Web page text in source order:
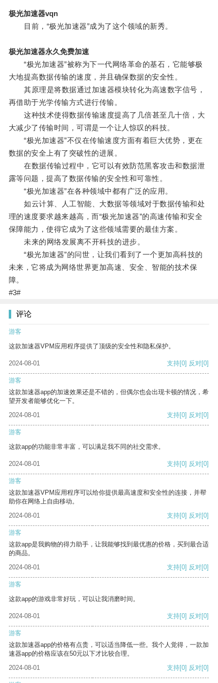
极光加速器vqn
目前，“极光加速器”成为了这个领域的新秀。
极光加速器永久免费加速
“极光加速器”被称为下一代网络革命的基石，它能够极
大地提高数据传输的速度，并且确保数据的安全性。
其原理是将数据通过加速器模块转化为高速数字信号，
再借助于光学传输方式进行传输。
这种技术使得数据传输速度提高了几倍甚至几十倍，大
大减少了传输时间，可谓是一个让人惊叹的科技。
“极光加速器”不仅在传输速度方面有着巨大优势，更在
数据的安全上有了突破性的进展。
在数据传输过程中，它可以有效防范黑客攻击和数据泄
露等问题，提高了数据传输的安全性和可靠性。
“极光加速器”在各种领域中都有广泛的应用。
如云计算、人工智能、大数据等领域对于数据传输和处
理的速度要求越来越高，而“极光加速器”的高速传输和安全
保障能力，使得它成为了这些领域需要的最佳方案。
未来的网络发展离不开科技的进步。
“极光加速器”的问世，让我们看到了一个更加高科技的
未来，它将成为网络世界更加高速、安全、智能的技术保
障。
#3#
评论
游客
这款加速器VPM应用程序提供了顶级的安全性和隐私保护。
2024-08-01 支持[0] 反对[0]
游客
这款加速器app的加速效果还是不错的，但偶尔也会出现卡顿的情况，希
望开发者能够优化一下。
2024-08-01
支持[0] 反对[0]
游客
这款app的功能非常丰富，可以满足我不同的社交需求。
2024-08-01 支持[0] 反对[0]
游客
这款加速器VPM应用程序可以给你提供最高速度和安全性的连接，并帮
助你在网络上自由移动。
2024-08-01
支持[0] 反对[0]
游客
这款app是我购物的得力助手，让我能够找到最优惠的价格，买到最合适
的商品。
2024-08-01
支持[0] 反对[0]
游客
这款app的游戏非常好玩，可以让我消磨时间。
2024-08-01 支持[0] 反对[0]
游客
这款加速器app的价格有点贵，可以适当降低一些。我个人觉得，一款加
速器app的价格应该在50元以下才比较合理。
2024-08-01
支持[0] 反对[0]